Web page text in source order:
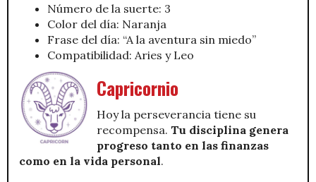
Número de la suerte: 3
Color del día: Naranja
Frase del día: “A la aventura sin miedo”
Compatibilidad: Aries y Leo
Capricornio
Hoy la perseverancia tiene su
recompensa. Tu disciplina genera
progreso tanto en las finanzas
como en la vida personal.